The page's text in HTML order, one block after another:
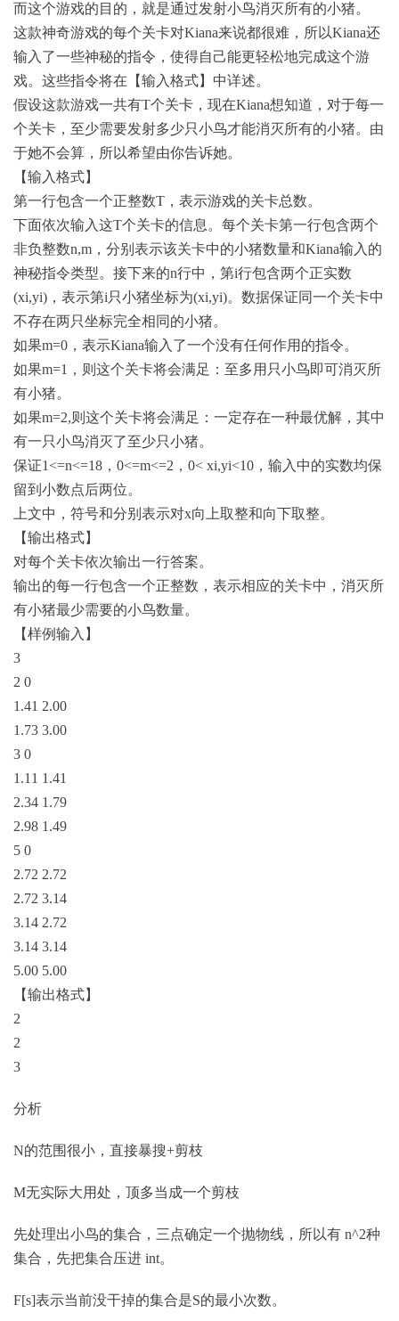
而这个游戏的目的，就是通过发射小鸟消灭所有的小猪。
这款神奇游戏的每个关卡对Kiana来说都很难，所以Kiana还
输入了一些神秘的指令，使得自己能更轻松地完成这个游
戏。这些指令将在【输入格式】中详述。
假设这款游戏一共有T个关卡，现在Kiana想知道，对于每一
个关卡，至少需要发射多少只小鸟才能消灭所有的小猪。由
于她不会算，所以希望由你告诉她。
【输入格式】
第一行包含一个正整数T，表示游戏的关卡总数。
下面依次输入这T个关卡的信息。每个关卡第一行包含两个
非负整数n,m，分别表示该关卡中的小猪数量和Kiana输入的
神秘指令类型。接下来的n行中，第i行包含两个正实数
(xi,yi)，表示第i只小猪坐标为(xi,yi)。数据保证同一个关卡中
不存在两只坐标完全相同的小猪。
如果m=0，表示Kiana输入了一个没有任何作用的指令。
如果m=1，则这个关卡将会满足：至多用只小鸟即可消灭所
有小猪。
如果m=2,则这个关卡将会满足：一定存在一种最优解，其中
有一只小鸟消灭了至少只小猪。
保证1<=n<=18，0<=m<=2，0< xi,yi<10，输入中的实数均保
留到小数点后两位。
上文中，符号和分别表示对x向上取整和向下取整。
【输出格式】
对每个关卡依次输出一行答案。
输出的每一行包含一个正整数，表示相应的关卡中，消灭所
有小猪最少需要的小鸟数量。
【样例输入】
3
2 0
1.41 2.00
1.73 3.00
3 0
1.11 1.41
2.34 1.79
2.98 1.49
5 0
2.72 2.72
2.72 3.14
3.14 2.72
3.14 3.14
5.00 5.00
【输出格式】
2
2
3
分析
N的范围很小，直接暴搜+剪枝
M无实际大用处，顶多当成一个剪枝
先处理出小鸟的集合，三点确定⼀个抛物线，所以有 n^2种
集合，先把集合压进 int。
F[s]表示当前没⼲掉的集合是S的最小次数。